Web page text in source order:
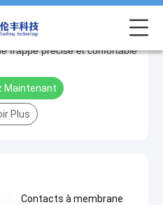
en plastique pour une
frappe précise et confortable
Maintenant
Plus
Contacts à membrane